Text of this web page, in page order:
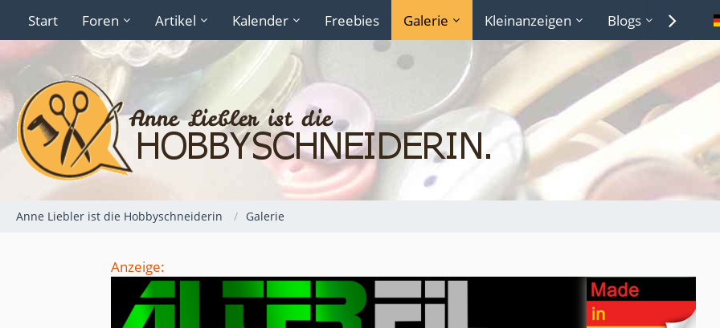
Start Foren Artikel Kalender Freebies Galerie Kleinanzeigen Blogs
Anne Liebler ist die Hobbyschneiderin Galerie
Anzeige: